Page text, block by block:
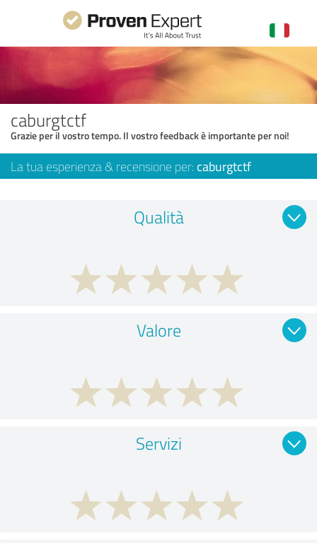
caburgtctf
Grazie per il vostro tempo. Il vostro feedback è importante per noi!
La tua esperienza & recensione per: caburgtctf
Qualità
Valore
Servizi